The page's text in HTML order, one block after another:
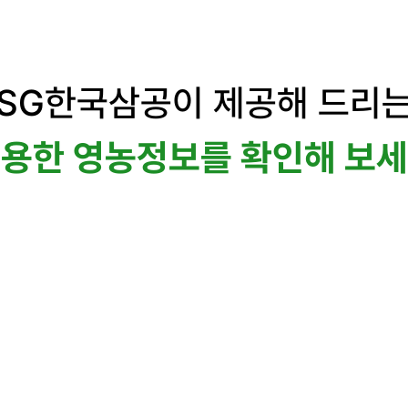
한국삼공이 제공해 드리
한 영농정보를 확인해 보